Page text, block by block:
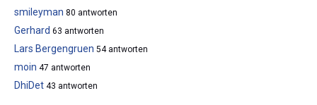
smileyman 80 antworten
Gerhard 63 antworten
Lars Bergengruen 54 antworten
moin 47 antworten
DhiDet 43 antworten